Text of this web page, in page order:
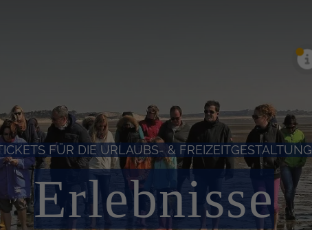
FÜR DIE URLAUBS- & FREIZEITGESTALTUNG
Erlebnisse